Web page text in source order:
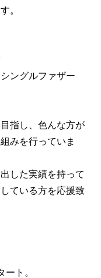
。
ングルファザー
指し、色んな方が
みを行っていま
した実績を持って
ている方を応援致
ト。